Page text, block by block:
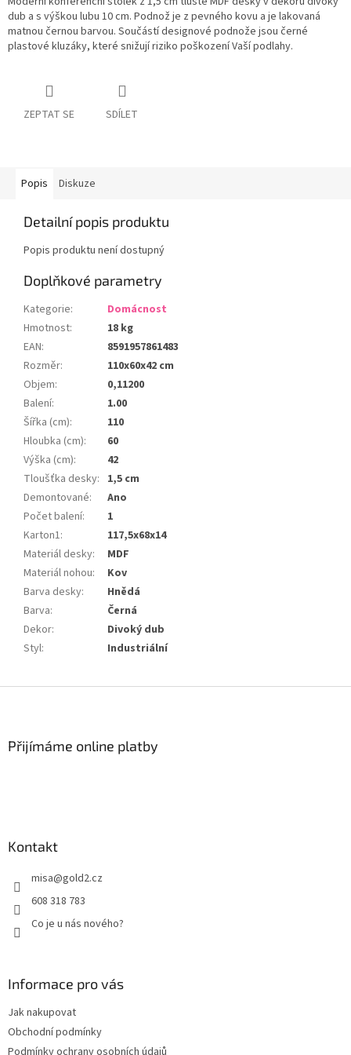
dub a s výškou lubu 10 cm. Podnož je z pevného kovu a je lakovaná
matnou černou barvou. Součástí designové podnože jsou černé
plastové kluzáky, které snižují riziko poškození Vaší podlahy.
ZEPTAT SE SDÍLET
Popis Diskuze
Detailní popis produktu
Popis produktu není dostupný
Doplňkové parametry
Kategorie:
Domácnost
Hmotnost:
18 kg
EAN:
8591957861483
Rozměr:
110x60x42 cm
Objem:
0,11200
Balení:
1.00
Šířka (cm):
110
Hloubka (cm):
60
Výška (cm):
42
Tloušťka desky: 1,5 cm
Demontované:
Ano
Počet balení:
1
Karton1:
117,5x68x14
Materiál desky:
MDF
Materiál nohou:
Kov
Barva desky:
Hnědá
Barva:
Černá
Dekor:
Divoký dub
Styl: Industriální
Přijímáme online platby
Kontakt
misa@gold2.cz
608 318 783
Co je u nás nového?
Informace pro vás
Jak nakupovat
Obchodní podmínky